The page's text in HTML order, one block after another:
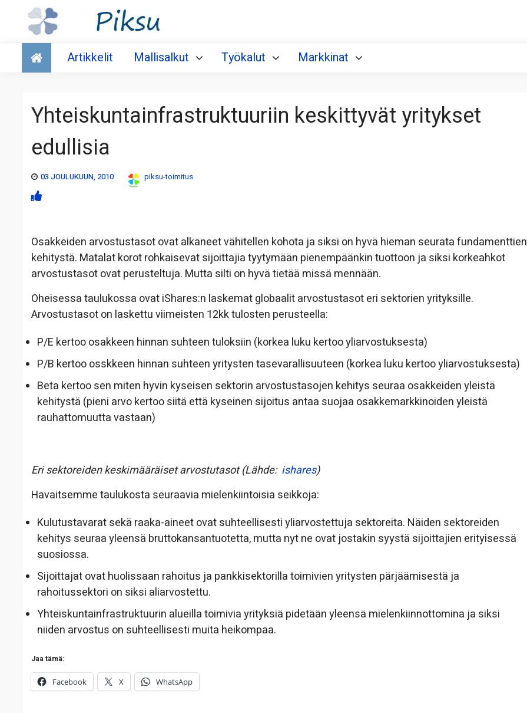
Talous
Artikkelit Mallisalkut Työkalut Markkinat
Yhteiskuntainfrastruktuuriin keskittyvät yritykset
edullisia
03 JOULUKUUN, 2010 piksu-toimitus
Osakkeiden arvostustasot ovat alkaneet vähitellen kohota ja siksi on hyvä hieman seurata fundamenttien
kehitystä. Matalat korot rohkaisevat sijoittajia tyytymään pienempäänkin tuottoon ja siksi korkeahkot
arvostustasot ovat perusteltuja. Mutta silti on hyvä tietää missä mennään.
Oheisessa taulukossa ovat iShares:n laskemat globaalit arvostustasot eri sektorien yrityksille.
Arvostustasot on laskettu viimeisten 12kk tulosten perusteella:
P/E kertoo osakkeen hinnan suhteen tuloksiin (korkea luku kertoo yliarvostuksesta)
P/B kertoo osskkeen hinnan suhteen yritysten tasevarallisuuteen (korkea luku kertoo yliarvostuksesta)
Beta kertoo sen miten hyvin kyseisen sektorin arvostustasojen kehitys seuraa osakkeiden yleistä
kehitystä (pieni arvo kertoo siitä että kyseinen sijoitus antaa suojaa osakkemarkkinoiden yleistä
rauhattomuutta vastaan)
Eri sektoreiden keskimääräiset arvostutasot (Lähde: ishares)
Havaitsemme taulukosta seuraavia mielenkiintoisia seikkoja:
Kulutustavarat sekä raaka-aineet ovat suhteellisesti yliarvostettuja sektoreita. Näiden sektoreiden
kehitys seuraa yleensä bruttokansantuotetta, mutta nyt ne ovat jostakin syystä sijoittajien erityisessä
suosiossa.
Sijoittajat ovat huolissaan rahoitus ja pankkisektorilla toimivien yritysten pärjäämisestä ja
rahoitussektori on siksi aliarvostettu.
Yhteiskuntainfrastruktuurin alueilla toimivia yrityksiä pidetään yleensä mielenkiinnottomina ja siksi
niiden arvostus on suhteellisesti muita heikompaa.
Jaa tämä:
Facebook X WhatsApp